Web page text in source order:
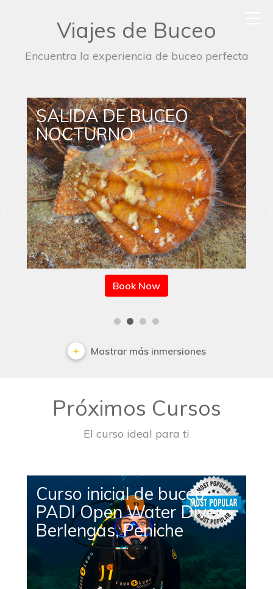
Viajes de Buceo
Encuentra la experiencia de buceo perfecta
SALIDA DE BUCEO
NOCTURNO
Book Now
Mostrar más inmersiones
Próximos Cursos
El curso ideal para ti
Curso inicial de buceo
PADI Open Water Diver
Berlengas, Peniche